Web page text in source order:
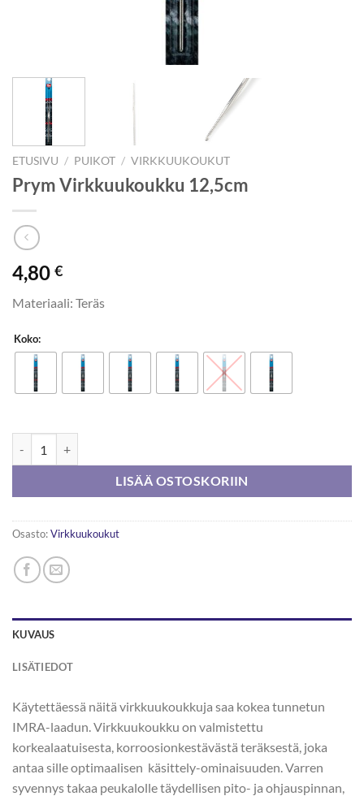
ETUSIVU / PUIKOT / VIRKKUUKOUKUT
Prym Virkkuukoukku 12,5cm
4,80 €
Materiaali: Teräs
Koko:
LISÄÄ OSTOSKORIIN
Osasto:Virkkuukoukut
KUVAUS
LISÄTIEDOT
Käytettäessä näitä virkkuukoukkuja saa kokea tunnetun
IMRA-laadun. Virkkuukoukku on valmistettu
korkealaatuisesta, korroosionkestävästä teräksestä, joka
antaa sille optimaalisen käsittely-ominaisuuden. Varren
syvennys takaa peukalolle täydellisen pito- ja ohjauspinnan,